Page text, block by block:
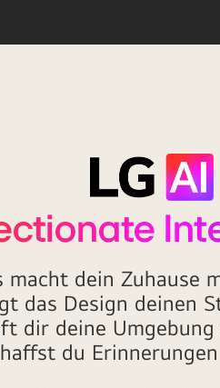
macht dein Zuhause
das Design deinen
dir deine Umgebung
du